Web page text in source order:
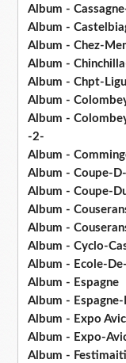
Album -
Album -
Album - Chez-
Album -
Album - Chpt-
Album -
Album -
-2-
Album -
Album - Coupe-
Album - Coupe-
Album -
Album -
Album - Cyclo-
Album - Ecole-
Album - Espagne
Album -
Album - Expo
Album - Expo-
Album -